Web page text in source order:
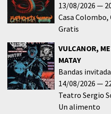
13/08/2026
Casa Colombo
Gratis
VULCANOR,
MATAY
Bandas
14/08/2026
Teatro Sergio
Un alimento